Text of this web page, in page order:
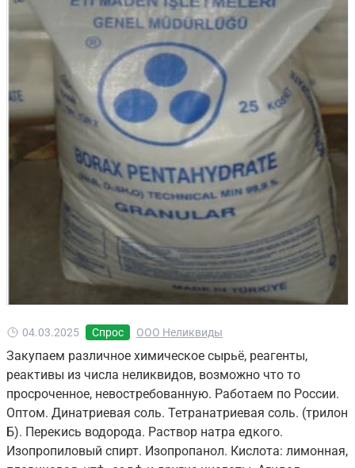
04.03.2025 Спрос ООО Неликвиды
Закупаем различное химическое сырьё, реагенты,
реактивы из числа неликвидов, возможно что то
просроченное, невостребованную. Работаем по России.
Оптом. Динатриевая соль. Тетранатриевая соль. (трилон
Б). Перекись водорода. Раствор натра едкого.
Изопропиловый спирт. Изопропанол. Кислота: лимонная,